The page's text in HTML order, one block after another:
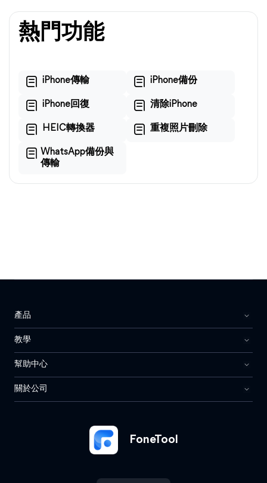
熱門功能
iPhone傳輸 iPhone備份
iPhone回復 清除iPhone
HEIC轉換器 重複照片刪除
WhatsApp備份與
傳輸
FoneTool
產品
教學
幫助中心
關於公司